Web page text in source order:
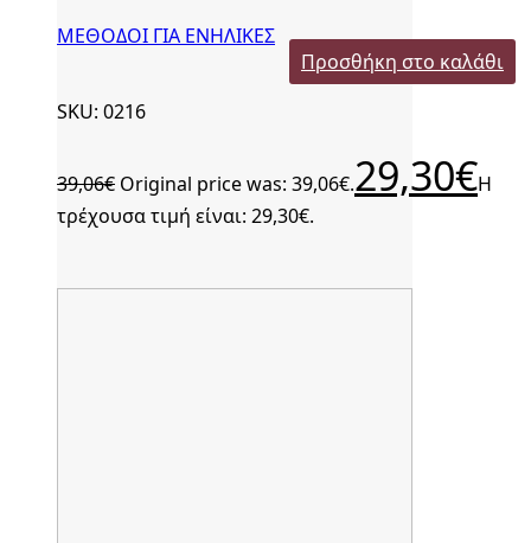
ΜΕΘΟΔΟΙ ΓΙΑ ΕΝΗΛΙΚΕΣ
Προσθήκη στο καλάθι
SKU: 0216
39,06€ Original price was: 39,06€.29,30€Η
τρέχουσα τιμή είναι: 29,30€.